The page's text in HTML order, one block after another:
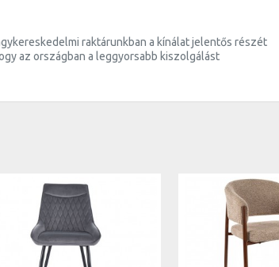
raktárunkban a kínálat jelentős részét
az országban a leggyorsabb kiszolgálást